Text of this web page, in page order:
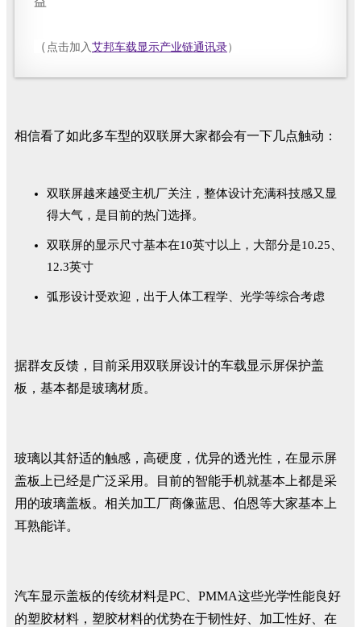
（ 点击加入艾邦车载显示产业链通讯录）
相信看了如此多车型的双联屏大家都会有一下几点触动：
双联屏越来越受主机厂关注，整体设计充满科技感又显
得大气，是目前的热门选择。
双联屏的显示尺寸基本在10英寸以上，大部分是10.25、
12.3英寸
弧形设计受欢迎，出于人体工程学、光学等综合考虑
据群友反馈，目前采用双联屏设计的车载显示屏保护盖
板，基本都是玻璃材质。
玻璃以其舒适的触感，高硬度，优异的透光性，在显示屏
盖板上已经是广泛采用。目前的智能手机就基本上都是采
用的玻璃盖板。相关加工厂商像蓝思、伯恩等大家基本上
耳熟能详。
汽车显示盖板的传统材料是PC、PMMA这些光学性能良好
的塑胶材料，塑胶材料的优势在于韧性好、加工性好、在